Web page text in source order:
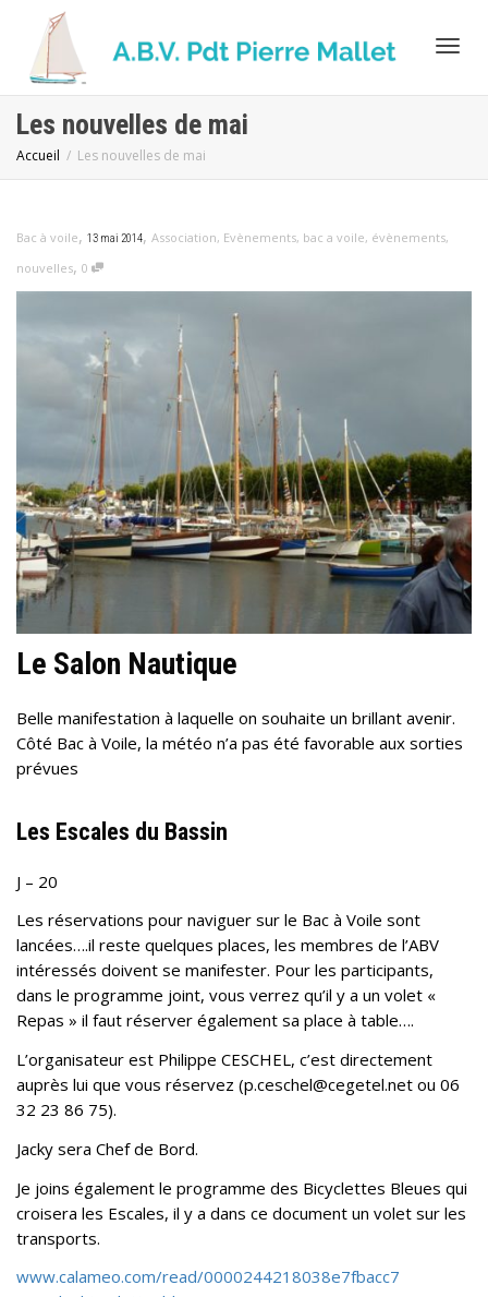
Les nouvelles de mai
Accueil Les nouvelles de mai
Bac à voile, 13 mai 2014, Association, Evènements, bac a voile, évènements,
nouvelles, 0
Le Salon Nautique
Belle manifestation à laquelle on souhaite un brillant avenir.
Côté Bac à Voile, la météo n’a pas été favorable aux sorties
prévues
Les Escales du Bassin
J – 20
Les réservations pour naviguer sur le Bac à Voile sont
lancées….il reste quelques places, les membres de l’ABV
intéressés doivent se manifester. Pour les participants,
dans le programme joint, vous verrez qu’il y a un volet «
Repas » il faut réserver également sa place à table….
L’organisateur est Philippe CESCHEL, c’est directement
auprès lui que vous réservez (p.ceschel@cegetel.net ou 06
32 23 86 75).
Jacky sera Chef de Bord.
Je joins également le programme des Bicyclettes Bleues qui
croisera les Escales, il y a dans ce document un volet sur les
transports.
www.calameo.com/read/0000244218038e7fbacc7